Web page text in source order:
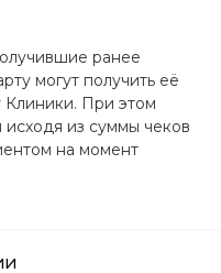
ранее
могут получить её
Клиники. При этом
из суммы чеков
на момент